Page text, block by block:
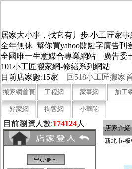
居家大小事，找它有丿步-小工匠家事
全年無休 幫你買yahoo關鍵字廣告
全國唯一生意媒合專業網站 廣告委
101小工匠搬家網-修繕系列網站
目前店家數:15家
回518小工匠搬家
搬家網首頁 工程網 家事網 加工
好家網 掏客網 小華陀
目前瀏覽人數:174124人
店家介紹
新北市-板